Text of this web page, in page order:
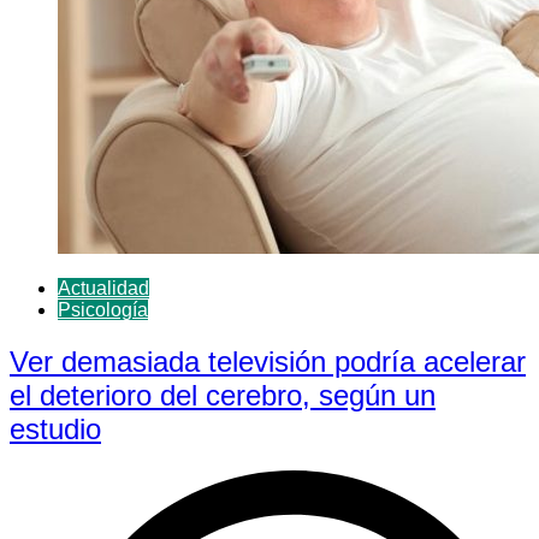
Actualidad
Psicología
Ver demasiada televisión podría acelerar
el deterioro del cerebro, según un
estudio